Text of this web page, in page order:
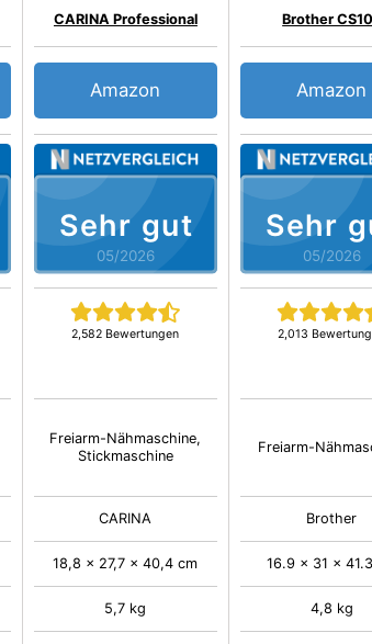
Sehr gut
05/2026
CARINA Professional
2,582 Bewertungen
Amazon
Freiarm-Nähmaschine,
Stickmaschine
CARINA
18,8 x 27,7 x 40,4 cm
5,7 kg
Sehr
05/2026
Brother
2,013
Amazon
Freiarm-
Brother
16.9 x 31 x
4,8 kg